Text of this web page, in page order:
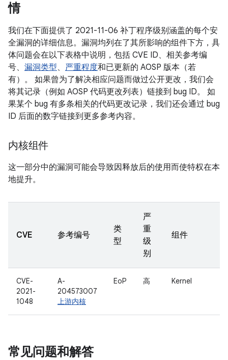
情
我们在下面提供了 2021-11-06 补丁程序级别涵盖的每个安
全漏洞的详细信息。漏洞均列在了其所影响的组件下方，具
体问题会在以下表格中说明，包括 CVE ID、相关参考编
号、 漏洞类型、 严重程度和已更新的 AOSP 版本（若
有）。 如果曾为了解决相应问题而做过公开更改，我们会
将其记录（例如 AOSP 代码更改列表）链接到 bug ID。 如
果某个 bug 有多条相关的代码更改记录，我们还会通过 bug
ID 后面的数字链接到更多参考内容。
内核组件
这一部分中的漏洞可能会导致因释放后的使用而使特权在本
地提升。
CVE 参考编号
类
型
严
重
级
别
组件
CVE-
2021-
1048
A-
204573007
上游内核
EoP 高 Kernel
常见问题和解答